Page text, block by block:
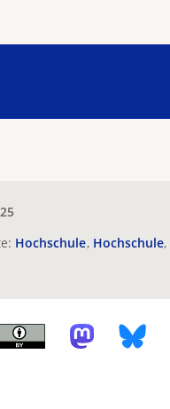
Hochschule Hochschule